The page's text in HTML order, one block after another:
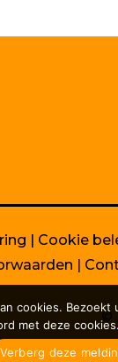
Cookie
©
cookies. Bezoekt
met deze
Verberg deze